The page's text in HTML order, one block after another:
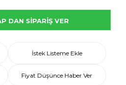
DAN SİPARİŞ VER
İstek Listeme Ekle
Fiyat Düşünce Haber Ver